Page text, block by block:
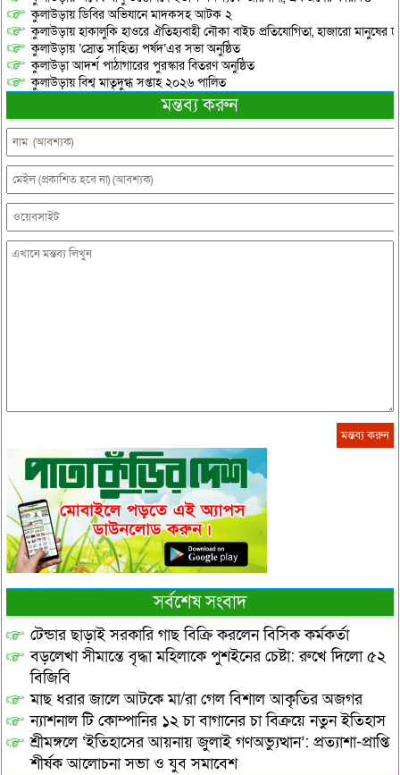
কুলাউড়ায় ডিবির অভিযানে মাদকসহ আটক ২
কুলাউড়ায় হাকালুকি হাওরে ঐতিহ্যবাহী নৌকা বাইচ প্রতিযোগিতা, হাজারো মানুষের
কুলাউড়ায় ‘স্রোত সাহিত্য পর্ষদ’এর সভা অনুষ্ঠিত
কুলাউড়া আদর্শ পাঠাগারের পুরস্কার বিতরণ অনুষ্ঠিত
কুলাউড়ায় বিশ্ব মাতৃদুগ্ধ সপ্তাহ ২০২৬ পালিত
মন্তব্য করুন
সর্বশেষ সংবাদ
টেন্ডার ছাড়াই সরকারি গাছ বিক্রি করলেন বিসিক কর্মকর্তা
বড়লেখা সীমান্তে বৃদ্ধা মহিলাকে পুশইনের চেষ্টা: রুখে দিলো ৫২
বিজিবি
মাছ ধরার জালে আটকে মা/রা গেল বিশাল আকৃতির অজগর
ন্যাশনাল টি কোম্পানির ১২ চা বাগানের চা বিক্রয়ে নতুন ইতিহাস
শ্রীমঙ্গলে ‘ইতিহাসের আয়নায় জুলাই গণঅভ্যুত্থান’: প্রত্যাশা-প্রাপ্তি
শীর্ষক আলোচনা সভা ও যুব সমাবেশ